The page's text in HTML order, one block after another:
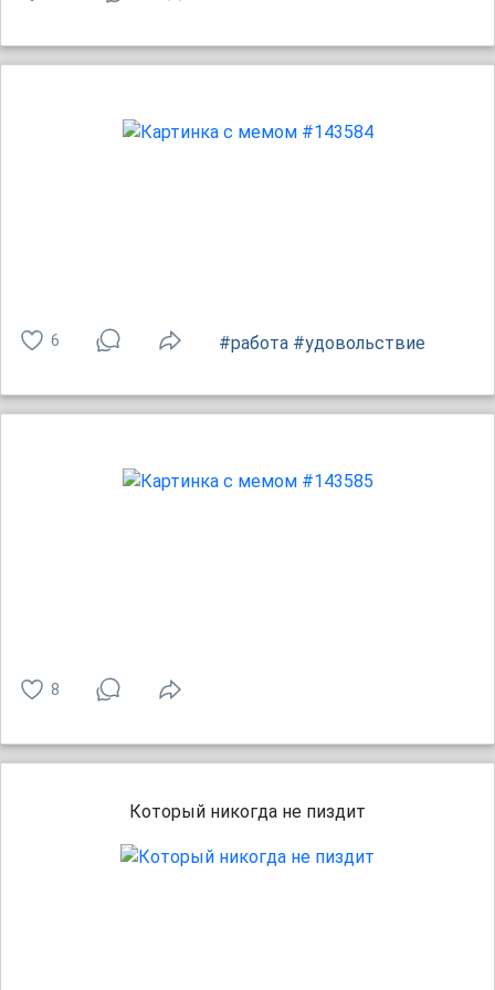
6 #работа #удовольствие
8
Который никогда не пиздит